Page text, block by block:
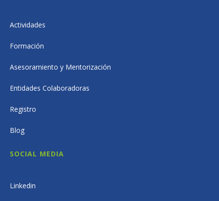
Actividades
Formación
Asesoramiento y Mentorización
Entidades Colaboradoras
Registro
Blog
SOCIAL MEDIA
Linkedin